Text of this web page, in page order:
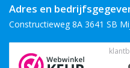
Adres en
Constructieweg 8A 3641 SB